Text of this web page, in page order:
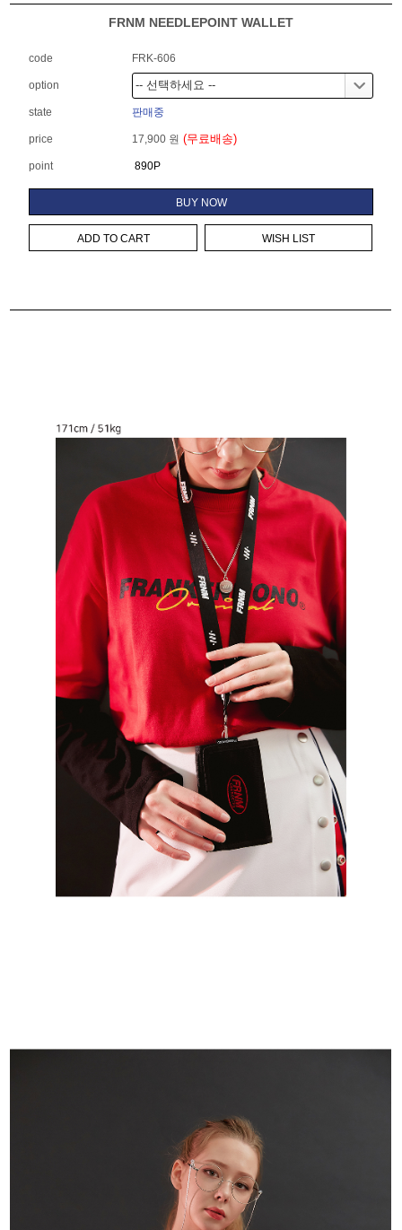
FRNM NEEDLEPOINT WALLET
code FRK-606
option
state 판매중
price 17,900 원 (무료배송)
point 890P
BUY NOW
ADD TO CART WISH LIST